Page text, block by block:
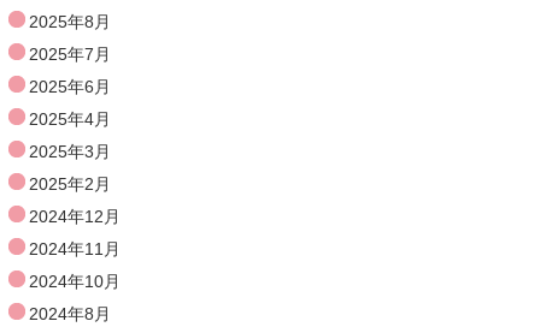
2025年8月
2025年7月
2025年6月
2025年4月
2025年3月
2025年2月
2024年12月
2024年11月
2024年10月
2024年8月